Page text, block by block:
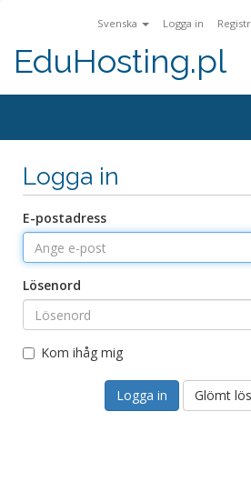
Svenska Logga in
EduHosting.pl
Logga in
E-postadress
Lösenord
Kom ihåg mig
Glömt